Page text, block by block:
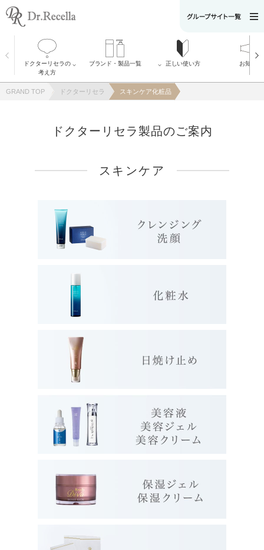
ドクターリセラの
考え方
ドクターリセラ
の考え方
α Gri-X（アルフ
開発者の想い
ピュアモイスチ
アクアヴィーナ
ィックアワード
ブランド・製品一覧
Recella Diva
リボディー・プ
ACLESS
りせらのしずく
正しい使い方 お知らせ
GRAND TOP ドクターリセラ スキンケア化粧品
ドクターリセラ製品のご案内
スキンケア